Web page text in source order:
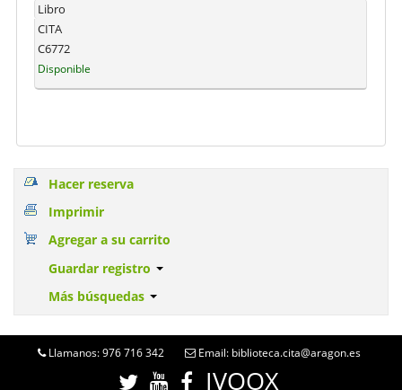
Libro
CITA
C6772
Disponible
Hacer reserva
Imprimir
Agregar a su carrito
Guardar registro
Más búsquedas
Llamanos: 976 716 342 Email: biblioteca.cita@aragon.es
IVOOX